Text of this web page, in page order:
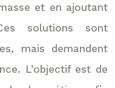
et en ajoutant
solutions sont
mais demandent
L’objectif est de